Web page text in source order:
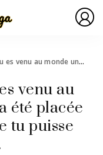
a été placée devant toi pour que tu puisse t’évader.
venu au
été placée
tu puisse